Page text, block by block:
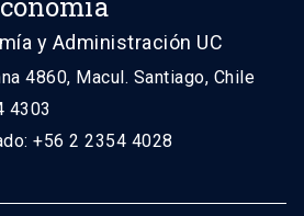
y Administración UC
4860, Macul. Santiago, Chile
4303
+56 2 2354 4028